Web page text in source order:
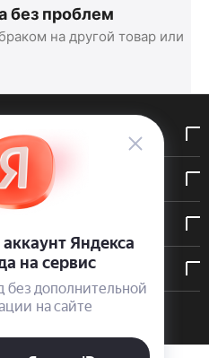
без проблем
на другой товар или